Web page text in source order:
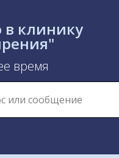
в клинику
время